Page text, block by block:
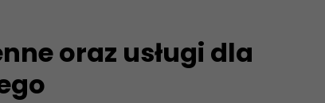
oraz usługi dla